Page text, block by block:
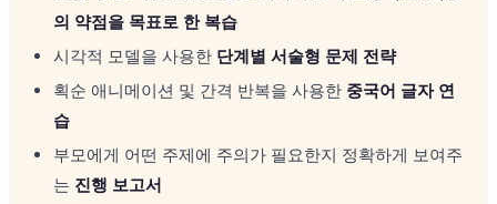
의 약점을 목표로 한 복습
시각적 모델을 사용한 단계별 서술형 문제 전략
획순 애니메이션 및 간격 반복을 사용한 중국어 글자 연
습
부모에게 어떤 주제에 주의가 필요한지 정확하게 보여주
는 진행 보고서